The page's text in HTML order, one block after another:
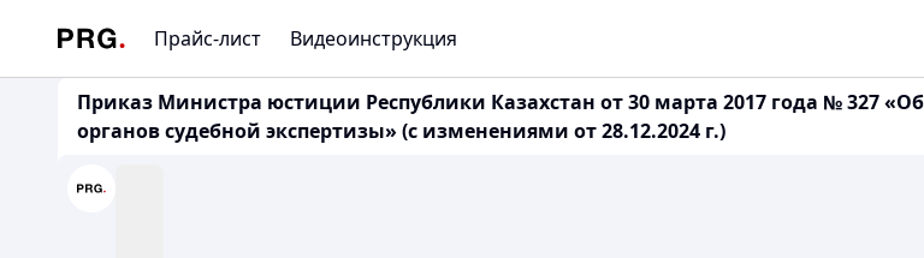
Прайс-лист Видеоинструкция
Приказ Министра юстиции Республики Казахстан от 30 марта 2017 года № 327
органов судебной экспертизы» (с изменениями от 28.12.2024 г.)